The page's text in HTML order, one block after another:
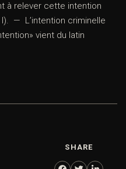
à relever cette intention
— L’intention criminelle
vient du latin
SHARE